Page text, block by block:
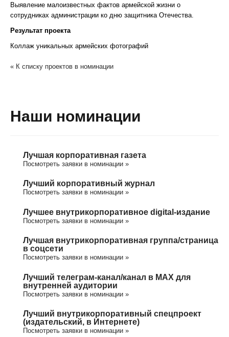
Выявление малоизвестных фактов армейской жизни о
сотрудниках администрации ко дню защитника Отечества.
Результат проекта
Коллаж уникальных армейских фотографий
« К списку проектов в номинации
Наши номинации
Лучшая корпоративная газета
Посмотреть заявки в номинации »
Лучший корпоративный журнал
Посмотреть заявки в номинации »
Лучшее внутрикорпоративное digital-издание
Посмотреть заявки в номинации »
Лучшая внутрикорпоративная группа/cтраница
в соцсети
Посмотреть заявки в номинации »
Лучший телеграм-канал/канал в МАХ для
внутренней аудитории
Посмотреть заявки в номинации »
Лучший внутрикорпоративный спецпроект
(издательский, в Интернете)
Посмотреть заявки в номинации »